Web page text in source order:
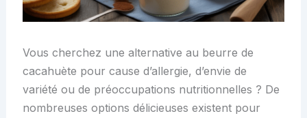
Vous cherchez une alternative au beurre de
cacahuète pour cause d’allergie, d’envie de
variété ou de préoccupations nutritionnelles ? De
nombreuses options délicieuses existent pour